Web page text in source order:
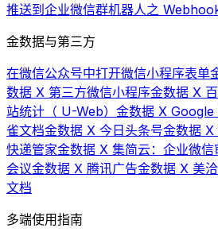
推送到企业微信群机器人之
金数据与第三方
在微信公众号中打开微信小程序表单
数据 X 第三方微信小程序金数据 X
站统计（ U-Web） 金数据 X
雀文档金数据 X 今日头条号金数据 X
快递管家金数据 X 集简云：企业微信
会议金数据 X 腾讯广告金数据 X 美
文档
多端使用指南